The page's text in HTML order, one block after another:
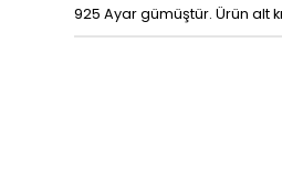
925 Ayar gümüştür. Ürün alt